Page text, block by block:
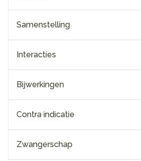
Samenstelling
Interacties
Bijwerkingen
Contra indicatie
Zwangerschap